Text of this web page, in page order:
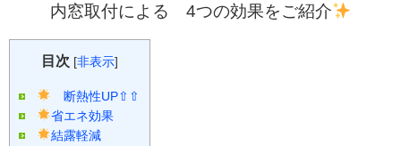
内窓取付による 4つの効果をご紹介
目次 [非表示]
断熱性UP⇧⇧
省エネ効果
結露軽減